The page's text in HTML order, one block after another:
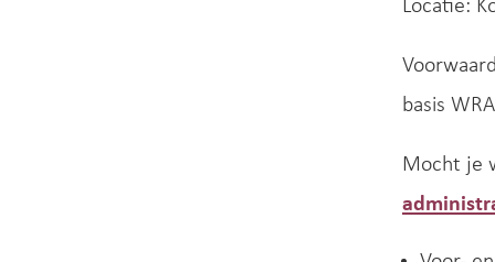
Locatie:
basis
Mocht je